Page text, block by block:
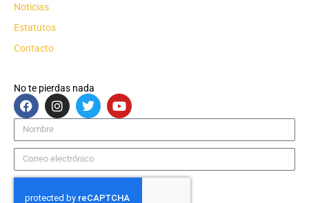
Noticias
Estatutos
Contacto
No te pierdas nada
F
a
c
e
b
o
o
I
n
s
a
g
r
m
T
w
i
t
e
r
Y
o
u
u
e
Nombre
Correo
electrónico